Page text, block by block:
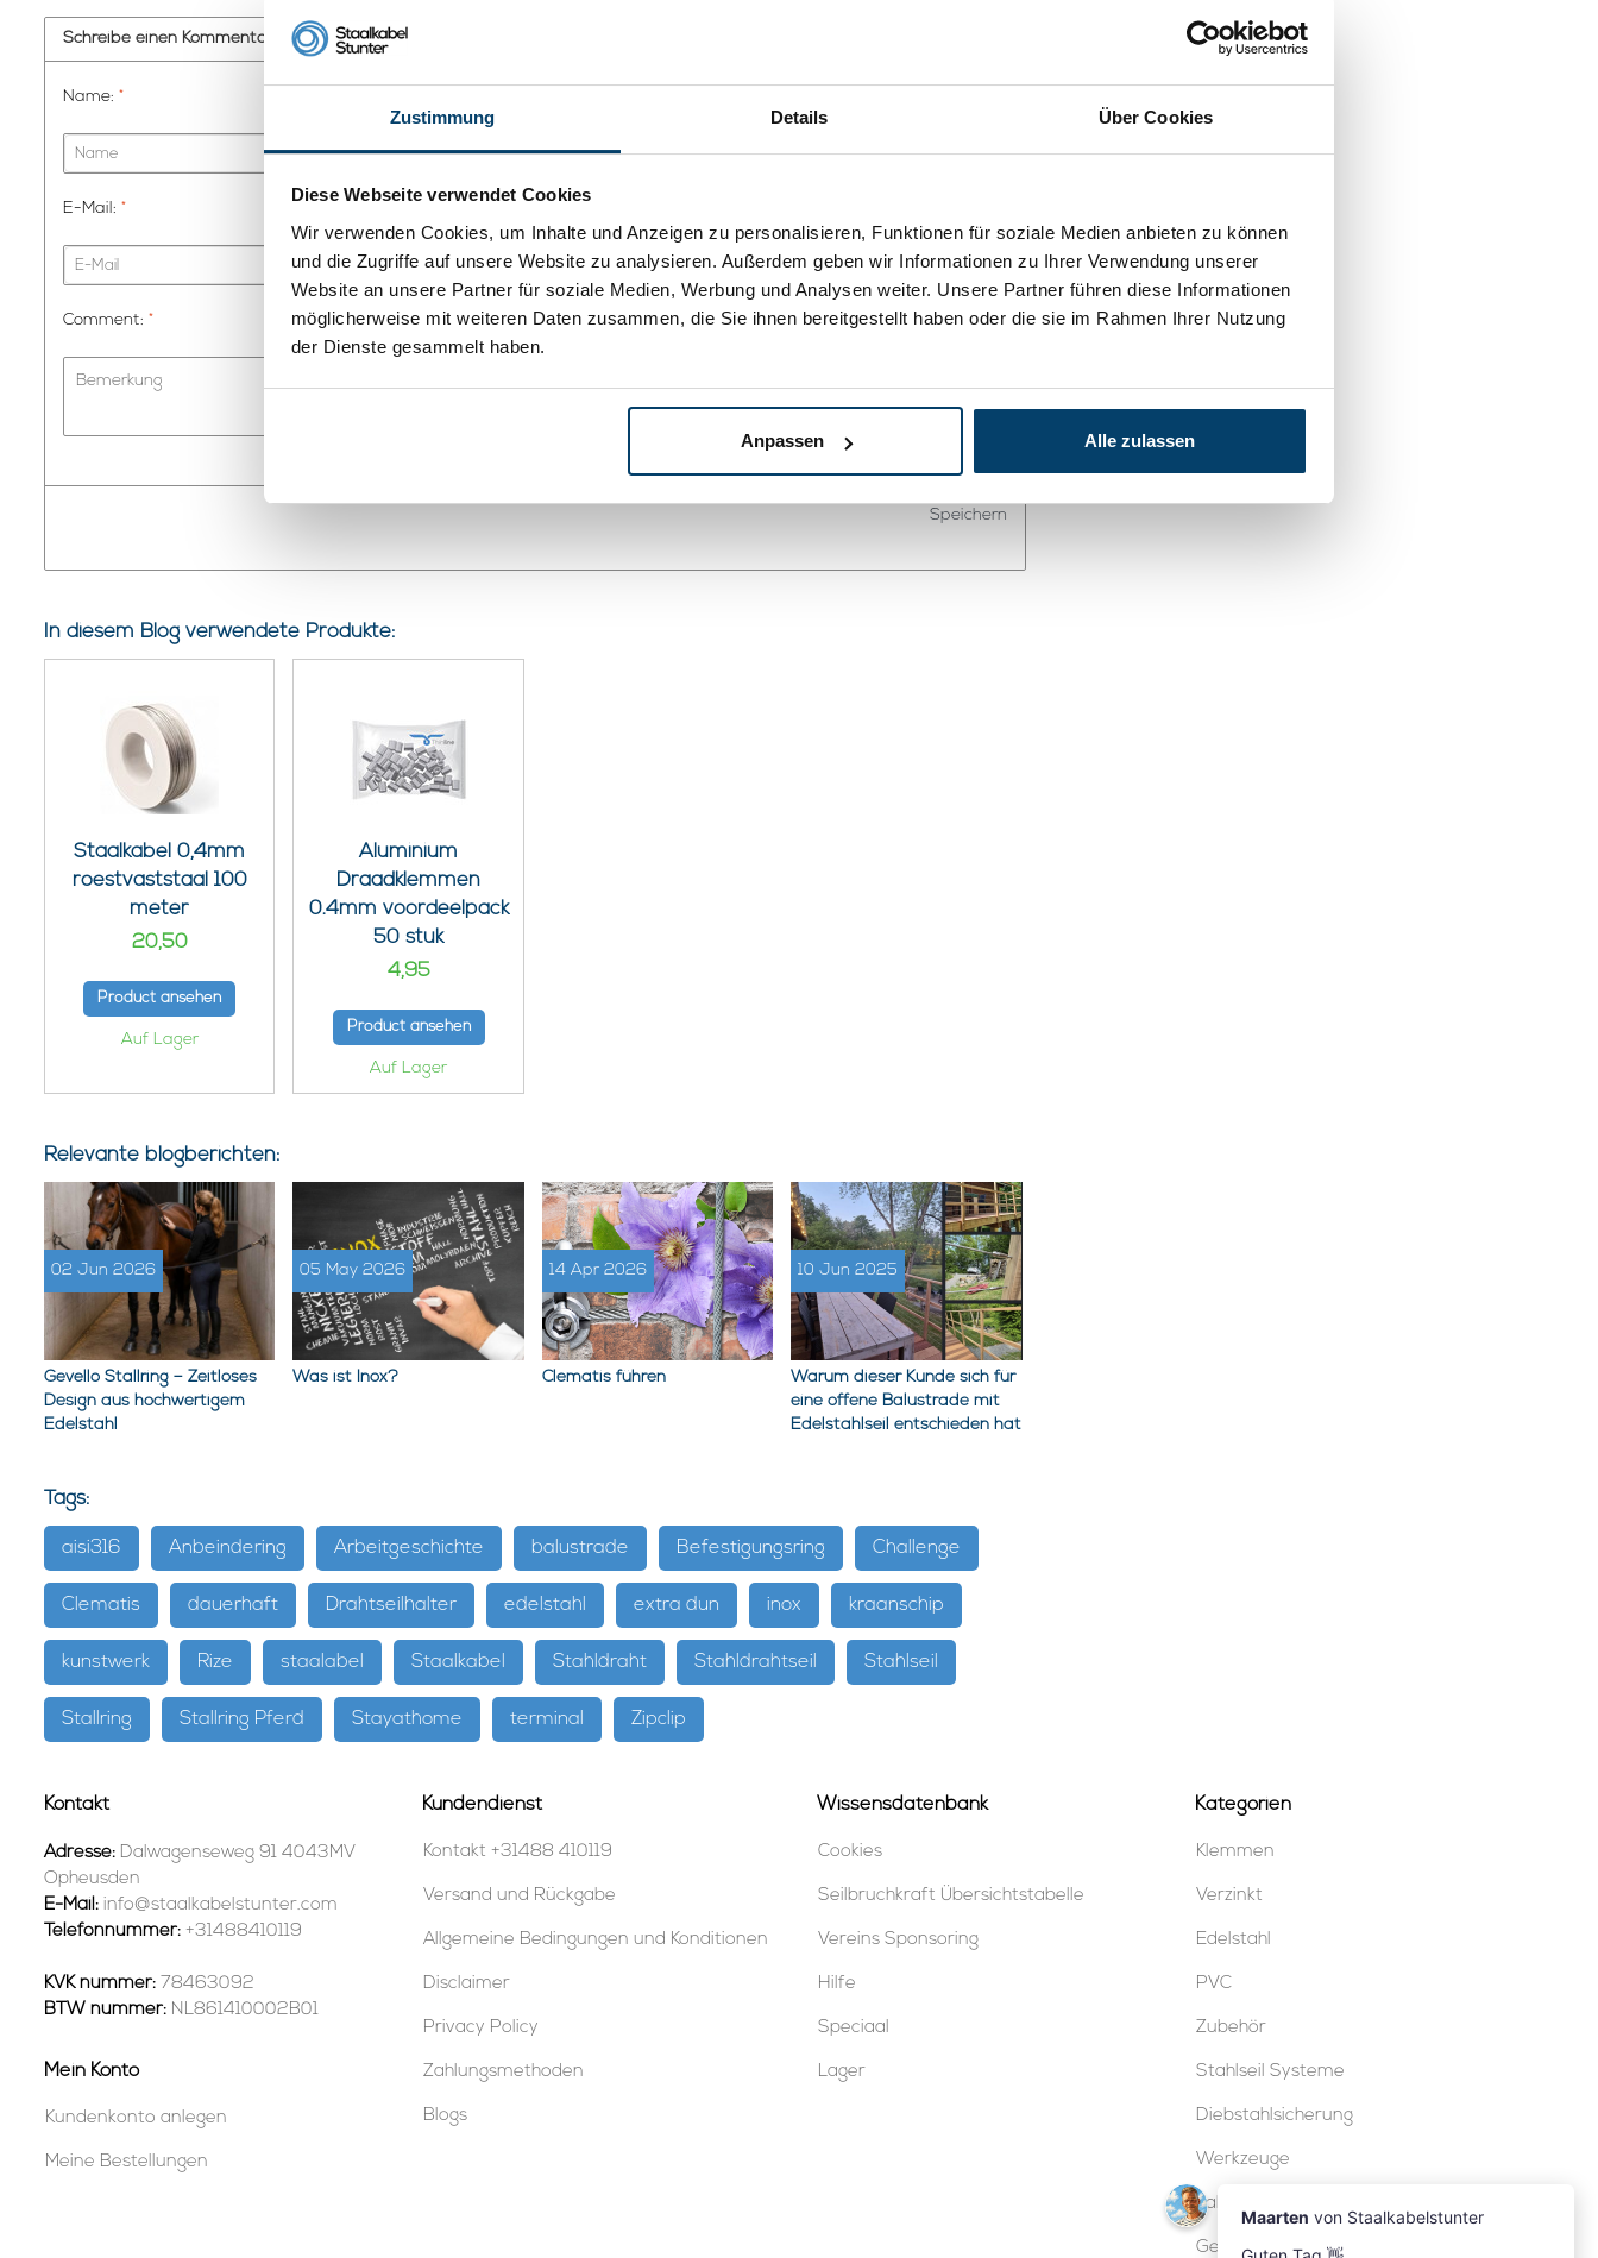
Zustimmung Details Über Cookies
Diese Webseite verwendet Cookies
Wir verwenden Cookies, um Inhalte und Anzeigen zu personalisieren, Funktionen für soziale Medien anbieten zu können
und die Zugriffe auf unsere Website zu analysieren. Außerdem geben wir Informationen zu Ihrer Verwendung unserer
Website an unsere Partner für soziale Medien, Werbung und Analysen weiter. Unsere Partner führen diese Informationen
möglicherweise mit weiteren Daten zusammen, die Sie ihnen bereitgestellt haben oder die sie im Rahmen Ihrer Nutzung
der Dienste gesammelt haben.
Anpassen Alle zulassen
Schreibe einen Kommentar
Name: *
E-Mail: *
* Ihre E-Mail-Adresse wird nicht veröffentlicht.
Comment: *
Speichern
In diesem Blog verwendete Produkte:
Staalkabel 0,4mm
roestvaststaal 100
meter
20,50
Product ansehen
Auf Lager
Aluminium
Draadklemmen
0.4mm voordeelpack
50 stuk
4,95
Product ansehen
Auf Lager
Relevante blogberichten:
02 Jun 2026
Gevello Stallring – Zeitloses
Design aus hochwertigem
Edelstahl
05 May 2026
Was ist Inox?
14 Apr 2026
Clematis führen
10 Jun 2025
Warum dieser Kunde sich für
eine offene Balustrade mit
Edelstahlseil entschieden hat
Tags:
aisi316 Anbeindering Arbeitgeschichte balustrade Befestigungsring Challenge
Clematis dauerhaft Drahtseilhalter edelstahl extra dun inox kraanschip
kunstwerk Rize staalabel Staalkabel Stahldraht Stahldrahtseil Stahlseil
Stallring Stallring Pferd Stayathome terminal Zipclip
Kontakt
Adresse: Dalwagenseweg 91 4043MV
Opheusden
E-Mail: info@staalkabelstunter.com
Telefonnummer: +31488410119
KVK nummer: 78463092
BTW nummer: NL861410002B01
Mein Konto
Kundenkonto anlegen
Meine Bestellungen
Kundendienst
Kontakt +31488 410119
Versand und Rückgabe
Allgemeine Bedingungen und Konditionen
Disclaimer
Privacy Policy
Zahlungsmethoden
Blogs
Wissensdatenbank
Cookies
Seilbruchkraft Übersichtstabelle
Vereins Sponsoring
Hilfe
Speciaal
Lager
Kategorien
Klemmen
Verzinkt
Edelstahl
PVC
Zubehör
Stahlseil Systeme
Diebstahlsicherung
Werkzeuge
Kabelschloss
Geländer